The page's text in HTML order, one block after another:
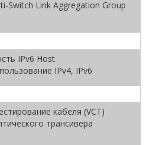
Switch Link Aggregation Group
IPv6 Host
IPv4, IPv6
кабеля (VCT)
трансивера